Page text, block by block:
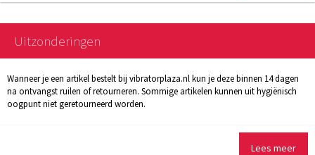
Uitzonderingen
Wanneer je een artikel bestelt bij vibratorplaza.nl kun je deze binnen 14 dagen
na ontvangst ruilen of retourneren. Sommige artikelen kunnen uit hygiënisch
oogpunt niet geretourneerd worden.
Lees meer